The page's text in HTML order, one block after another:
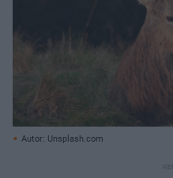
Autor: Unsplash.com